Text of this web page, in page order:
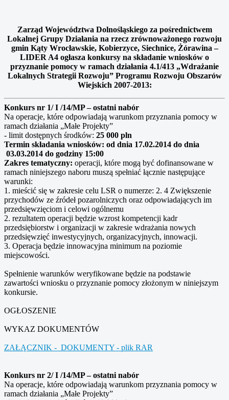
Zarząd Województwa Dolnośląskiego za pośrednictwem
Lokalnej Grupy Działania na rzecz zrównoważonego rozwoju
gmin Kąty Wrocławskie, Kobierzyce, Siechnice, Żórawina –
LIDER A4 ogłasza konkursy na składanie wniosków o
przyznanie pomocy w ramach działania 4.1/413 „Wdrażanie
Lokalnych Strategii Rozwoju” Programu Rozwoju Obszarów
Wiejskich 2007-2013:
Konkurs nr 1/ I /14/MP – ostatni nabór
Na operacje, które odpowiadają warunkom przyznania pomocy w
ramach działania „Małe Projekty”
- limit dostępnych środków: 25 000 pln
Termin składania wniosków: od dnia 17.02.2014 do dnia
03.03.2014 do godziny 15:00
Zakres tematyczny: operacji, które mogą być dofinansowane w
ramach niniejszego naboru muszą spełniać łącznie następujące
warunki:
1. mieścić się w zakresie celu LSR o numerze: 2. 4 Zwiększenie
przychodów ze źródeł pozarolniczych oraz odpowiadających im
przedsięwzięciom i celowi ogólnemu
2. rezultatem operacji będzie wzrost kompetencji kadr
przedsiębiorstw i organizacji w zakresie wdrażania nowych
przedsięwzięć inwestycyjnych, organizacyjnych, innowacji.
3. Operacja będzie innowacyjna minimum na poziomie
miejscowości.
Spełnienie warunków weryfikowane będzie na podstawie
zawartości wniosku o przyznanie pomocy złożonym w niniejszym
konkursie.
OGŁOSZENIE
WYKAZ DOKUMENTÓW
ZAŁĄCZNIK - DOKUMENTY - plik RAR
Konkurs nr 2/ I /14/MP – ostatni nabór
Na operacje, które odpowiadają warunkom przyznania pomocy w
ramach działania „Małe Projekty”